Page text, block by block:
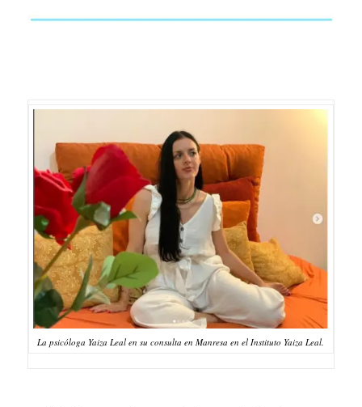
La psicóloga Yaiza Leal en su consulta en Manresa en el Instituto Yaiza Leal.